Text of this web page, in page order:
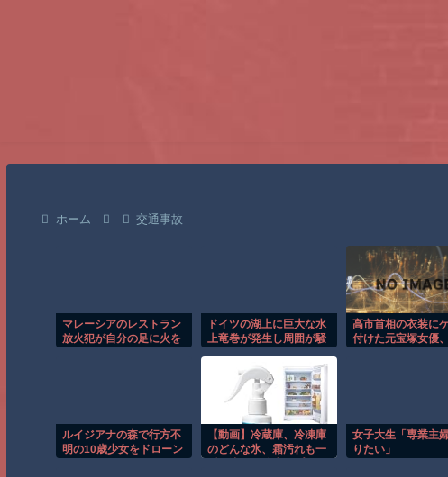
ホーム 交通事故
マレーシアのレストラン
放火犯が自分の足に火を
ドイツの湖上に巨大な水
上竜巻が発生し周囲が騒
高市首相の衣装に
付けた元宝塚女優
ルイジアナの森で行方不
明の10歳少女をドローン
【動画】冷蔵庫、冷凍庫
のどんな氷、霜汚れも一
女子大生「専業主
りたい」